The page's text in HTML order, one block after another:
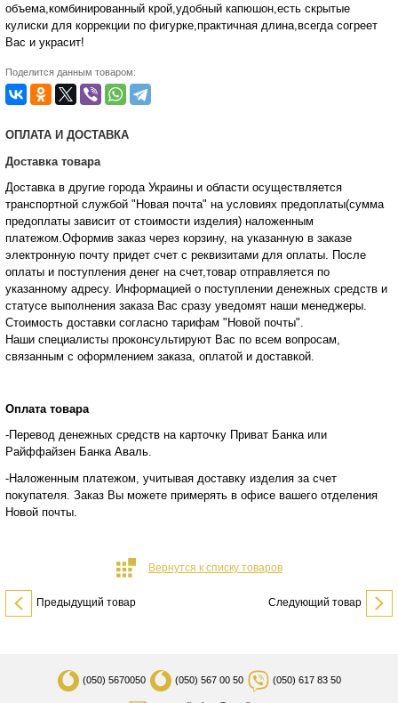
объема,комбинированный крой,удобный капюшон,есть скрытые
кулиски для коррекции по фигурке,практичная длина,всегда согреет
Вас и украсит!
Поделится данным товаром:
ОПЛАТА И ДОСТАВКА
Доставка товара
Доставка в другие города Украины и области осуществляется
транспортной службой "Новая почта" на условиях предоплаты(сумма
предоплаты зависит от стоимости изделия) наложенным
платежом.Оформив заказ через корзину, на указанную в заказе
электронную почту придет счет с реквизитами для оплаты. После
оплаты и поступления денег на счет,товар отправляется по
указанному адресу. Информацией о поступлении денежных средств и
статусе выполнения заказа Вас сразу уведомят наши менеджеры.
Стоимость доставки согласно тарифам "Новой почты".
Наши специалисты проконсультируют Вас по всем вопросам,
связанным с оформлением заказа, оплатой и доставкой.
Оплата товара
-Перевод денежных средств на карточку Приват Банка или
Райффайзен Банка Аваль.
-Наложенным платежом, учитывая доставку изделия за счет
покупателя. Заказ Вы можете примерять в офисе вашего отделения
Новой почты.
Вернутся к списку товаров
Предыдущий товар Следующий товар
(050) 5670050 (050) 567 00 50 (050) 617 83 50